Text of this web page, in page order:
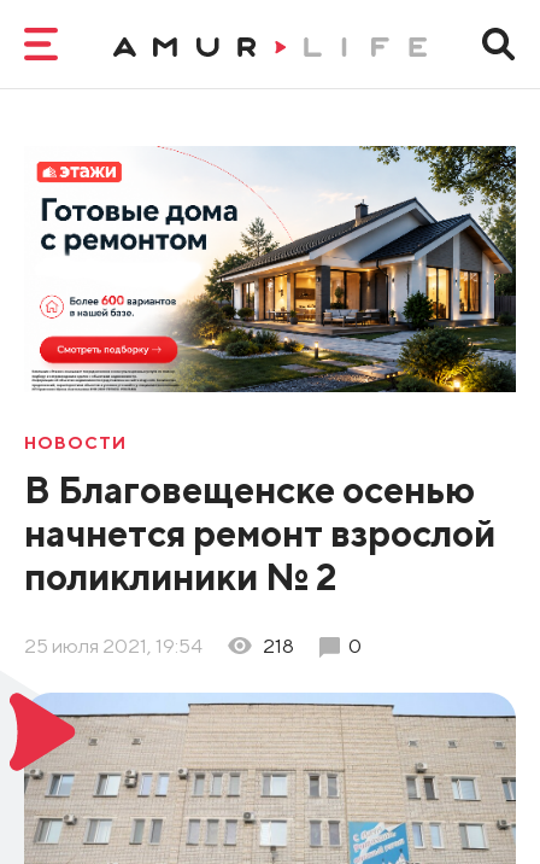
НОВОСТИ
В Благовещенске осенью
начнется ремонт взрослой
поликлиники № 2
25 июля 2021, 19:54 218 0